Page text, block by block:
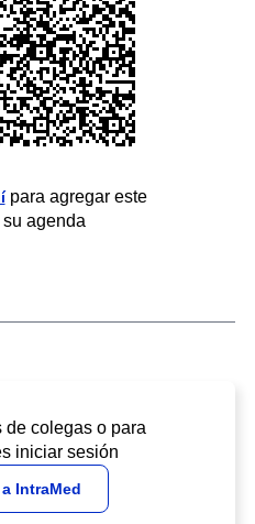
para agregar este
agenda
de colegas o para
iniciar sesión
IntraMed